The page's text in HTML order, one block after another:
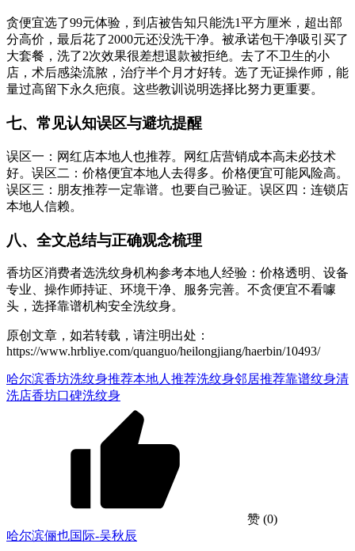
贪便宜选了99元体验，到店被告知只能洗1平方厘米，超出部
分高价，最后花了2000元还没洗干净。被承诺包干净吸引买了
大套餐，洗了2次效果很差想退款被拒绝。去了不卫生的小
店，术后感染流脓，治疗半个月才好转。选了无证操作师，能
量过高留下永久疤痕。这些教训说明选择比努力更重要。
七、常见认知误区与避坑提醒
误区一：网红店本地人也推荐。网红店营销成本高未必技术
好。误区二：价格便宜本地人去得多。价格便宜可能风险高。
误区三：朋友推荐一定靠谱。也要自己验证。误区四：连锁店
本地人信赖。
八、全文总结与正确观念梳理
香坊区消费者选洗纹身机构参考本地人经验：价格透明、设备
专业、操作师持证、环境干净、服务完善。不贪便宜不看噱
头，选择靠谱机构安全洗纹身。
原创文章，如若转载，请注明出处：
https://www.hrbliye.com/quanguo/heilongjiang/haerbin/10493/
哈尔滨香坊洗纹身推荐本地人推荐洗纹身邻居推荐靠谱纹身清
洗店香坊口碑洗纹身
赞 (0)
哈尔滨俪也国际-吴秋辰